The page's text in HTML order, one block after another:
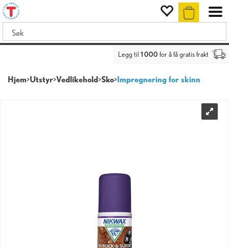
Legg til 1 000 for å få gratis frakt
Hjem>Utstyr>Vedlikehold>Sko>Impregnering for skinn